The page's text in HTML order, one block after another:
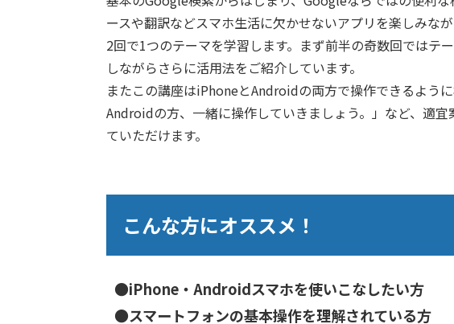
ースや翻訳などスマホ生活に欠かせないアプリを楽しみなが
2回で1つのテーマを学習します。まず前半の奇数回ではテ
しながらさらに活用法をご紹介しています。
またこの講座はiPhoneとAndroidの両方で操作できるよう
Androidの方、一緒に操作していきましょう。」など、適
ていただけます。
こんな方にオススメ！
●iPhone・Androidスマホを使いこなしたい方
●スマートフォンの基本操作を理解されている方